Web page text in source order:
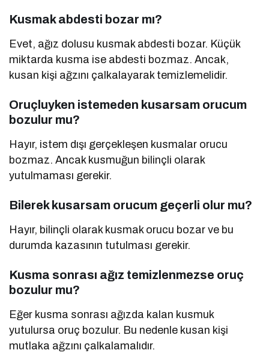
Kusmak abdesti bozar mı?
Evet, ağız dolusu kusmak abdesti bozar. Küçük
miktarda kusma ise abdesti bozmaz. Ancak,
kusan kişi ağzını çalkalayarak temizlemelidir.
Oruçluyken istemeden kusarsam orucum
bozulur mu?
Hayır, istem dışı gerçekleşen kusmalar orucu
bozmaz. Ancak kusmuğun bilinçli olarak
yutulmaması gerekir.
Bilerek kusarsam orucum geçerli olur mu?
Hayır, bilinçli olarak kusmak orucu bozar ve bu
durumda kazasının tutulması gerekir.
Kusma sonrası ağız temizlenmezse oruç
bozulur mu?
Eğer kusma sonrası ağızda kalan kusmuk
yutulursa oruç bozulur. Bu nedenle kusan kişi
mutlaka ağzını çalkalamalıdır.